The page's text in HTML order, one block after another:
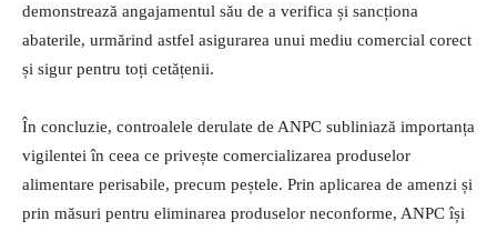
demonstrează angajamentul său de a verifica și sancționa
abaterile, urmărind astfel asigurarea unui mediu comercial corect
și sigur pentru toți cetățenii.
În concluzie, controalele derulate de ANPC subliniază importanța
vigilentei în ceea ce privește comercializarea produselor
alimentare perisabile, precum peștele. Prin aplicarea de amenzi și
prin măsuri pentru eliminarea produselor neconforme, ANPC își